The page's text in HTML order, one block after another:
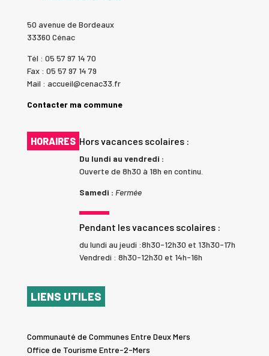
50 avenue de Bordeaux
33360 Cénac
Tél : 05 57 97 14 70
Fax : 05 57 97 14 79
Mail : accueil@cenac33.fr
Contacter ma commune
HORAIRES Hors vacances scolaires :
Du lundi au vendredi :
Ouverte de 8h30 à 18h en continu.
Samedi : Fermée
Pendant les vacances scolaires :
du lundi au jeudi :8h30-12h30 et 13h30-17h
Vendredi : 8h30-12h30 et 14h-16h
LIENS UTILES
Communauté de Communes Entre Deux Mers
Office de Tourisme Entre-2-Mers